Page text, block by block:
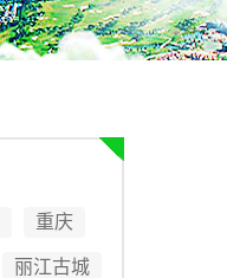
重庆
丽江古城